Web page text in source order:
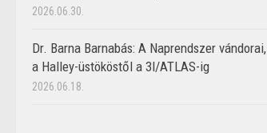
2026.06.30.
Dr. Barna Barnabás: A Naprendszer vándorai,
a Halley-üstököstől a 3I/ATLAS-ig
2026.06.18.